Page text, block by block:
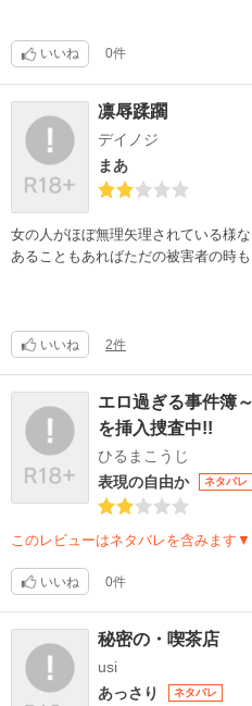
いいね 0件
凛辱蹂躙
デイノジ
まあ
女の人がほぼ無理矢理されている様
あることもあればただの被害者の時も
いいね 2件
エロ過ぎる事件簿
を挿入捜査中!!
ひるまこうじ
表現の自由か
ネタバレ
このレビューはネタバレを含みます▼
いいね 0件
秘密の・喫茶店
usi
あっさり
ネタバレ